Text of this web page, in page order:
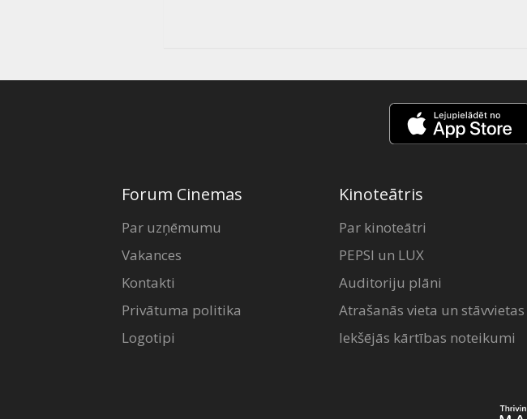
Forum Cinemas
Par uzņēmumu
Vakances
Kontakti
Privātuma politika
Logotipi
Kinoteātris
Par kinoteātri
PEPSI un LUX
Auditoriju plāni
Atrašanās vieta un stāvvietas
Iekšējās kārtības noteikumi